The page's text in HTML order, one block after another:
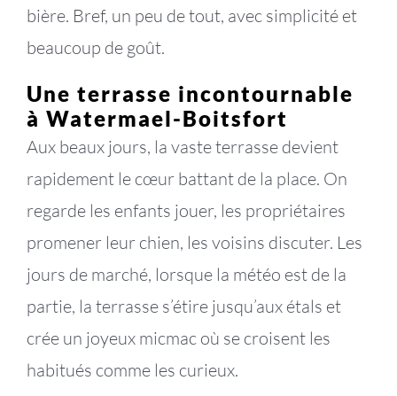
bière. Bref, un peu de tout, avec simplicité et
beaucoup de goût.
Une terrasse incontournable
à Watermael-Boitsfort
Aux beaux jours, la vaste terrasse devient
rapidement le cœur battant de la place. On
regarde les enfants jouer, les propriétaires
promener leur chien, les voisins discuter. Les
jours de marché, lorsque la météo est de la
partie, la terrasse s’étire jusqu’aux étals et
crée un joyeux micmac où se croisent les
habitués comme les curieux.